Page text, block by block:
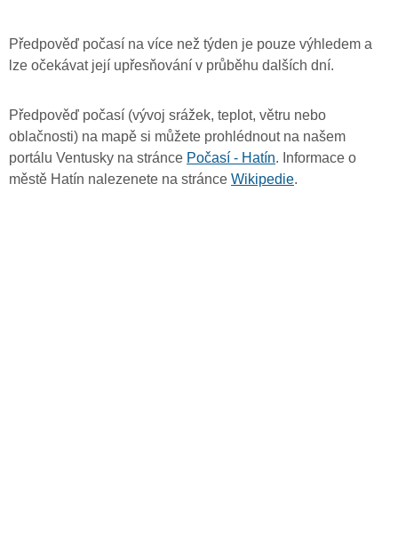
Předpověď počasí na více než týden je pouze výhledem a
lze očekávat její upřesňování v průběhu dalších dní.
Předpověď počasí (vývoj srážek, teplot, větru nebo
oblačnosti) na mapě si můžete prohlédnout na našem
portálu Ventusky na stránce Počasí - Hatín. Informace o
městě Hatín nalezenete na stránce Wikipedie.